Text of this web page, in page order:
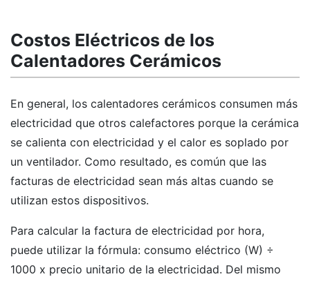
Costos Eléctricos de los
Calentadores Cerámicos
En general, los calentadores cerámicos consumen más
electricidad que otros calefactores porque la cerámica
se calienta con electricidad y el calor es soplado por
un ventilador. Como resultado, es común que las
facturas de electricidad sean más altas cuando se
utilizan estos dispositivos.
Para calcular la factura de electricidad por hora,
puede utilizar la fórmula: consumo eléctrico (W) ÷
1000 x precio unitario de la electricidad. Del mismo